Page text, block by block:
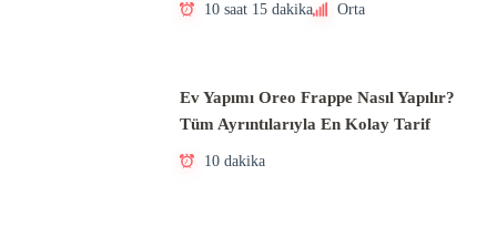
10 saat 15 dakika Orta
Ev Yapımı Oreo Frappe Nasıl Yapılır?
Tüm Ayrıntılarıyla En Kolay Tarif
10 dakika